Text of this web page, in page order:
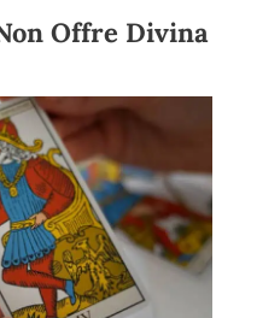
Offre Divina